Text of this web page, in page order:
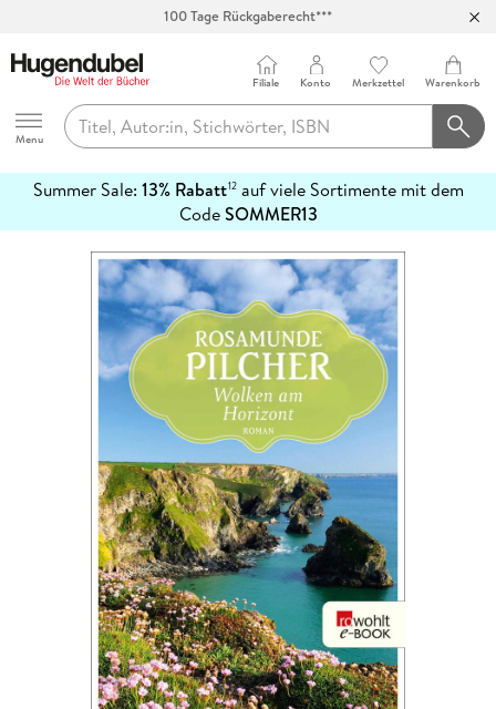
100 Tage Rückgaberecht***
Hugendubel
Menu
Filiale Konto Merkzettel Warenkorb
Summer Sale: 13% Rabatt12auf viele Sortimente mit dem
CodeSOMMER13
erfahren